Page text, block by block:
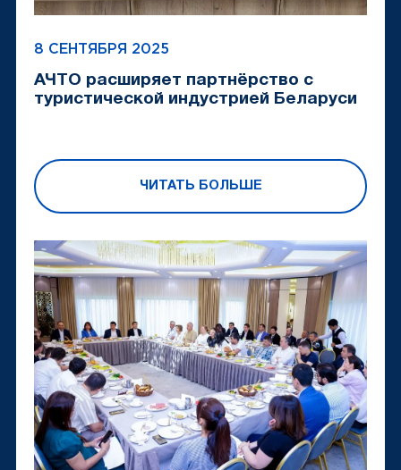
8 СЕНТЯБРЯ 2025
АЧТО расширяет партнёрство с
туристической индустрией Беларуси
ЧИТАТЬ БОЛЬШЕ